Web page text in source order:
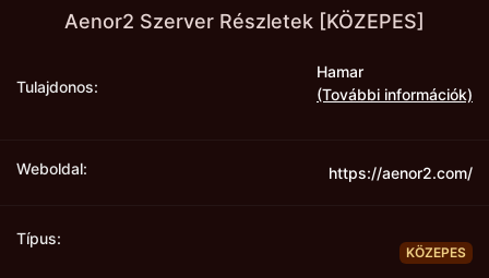
Aenor2 Szerver Részletek [KÖZEPES]
Tulajdonos:
Hamar
(További információk)
Weboldal: https://aenor2.com/
Típus:
KÖZEPES